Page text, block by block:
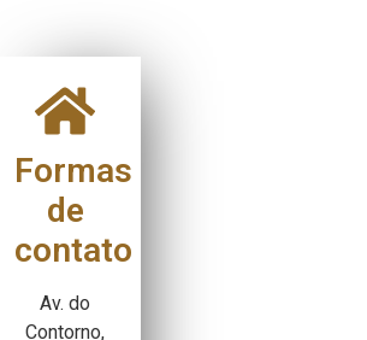
Formas
de
contato
Av. do
Contorno,